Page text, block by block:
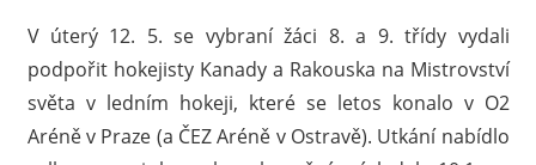
V úterý 12. 5. se vybraní žáci 8. a 9. třídy vydali
podpořit hokejisty Kanady a Rakouska na Mistrovství
světa v ledním hokeji, které se letos konalo v O2
Aréně v Praze (a ČEZ Aréně v Ostravě). Utkání nabídlo